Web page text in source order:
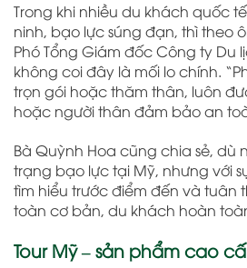
Trong khi nhiều du khách quốc
ninh, bạo lực súng đạn, thì theo
Phó Tổng Giám đốc Công ty Du
không coi đây là mối lo chính.
trọn gói hoặc thăm thân, luôn
hoặc người thân đảm bảo an
Bà Quỳnh Hoa cũng chia sẻ, dù
trạng bạo lực tại Mỹ, nhưng với
tìm hiểu trước điểm đến và tuân
toàn cơ bản, du khách hoàn
Tour Mỹ – sản phẩm cao